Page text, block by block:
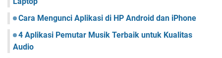
Cara Mengunci Aplikasi di HP Android dan iPhone
4 Aplikasi Pemutar Musik Terbaik untuk Kualitas
Audio